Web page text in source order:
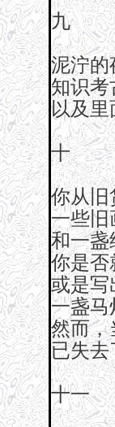
九
泥泞的
知识考
以及
十
你从旧
一些旧
和一盏
你是否
或是写
一盏马
然而，
已失去
十一